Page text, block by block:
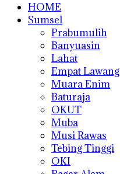
HOME
Sumsel
Prabumulih
Banyuasin
Lahat
Empat Lawang
Muara Enim
Baturaja
OKUT
Muba
Musi Rawas
Tebing Tinggi
OKI